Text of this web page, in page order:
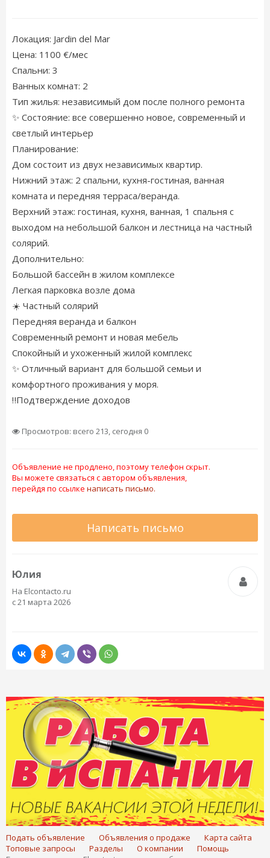
Локация: Jardin del Mar
Цена: 1100 €/мес
Спальни: 3
Ванных комнат: 2
Тип жилья: независимый дом после полного ремонта
✨ Состояние: все совершенно новое, современный и
светлый интерьер
Планирование:
Дом состоит из двух независимых квартир.
Нижний этаж: 2 спальни, кухня-гостиная, ванная
комната и передняя терраса/веранда.
Верхний этаж: гостиная, кухня, ванная, 1 спальня с
выходом на небольшой балкон и лестница на частный
солярий.
Дополнительно:
Большой бассейн в жилом комплексе
Легкая парковка возле дома
☀️ Частный солярий
Передняя веранда и балкон
Современный ремонт и новая мебель
Спокойный и ухоженный жилой комплекс
✨ Отличный вариант для большой семьи и
комфортного проживания у моря.
‼️Подтверждение доходов
Просмотров: всего 213, сегодня 0
Объявление не продлено, поэтому телефон скрыт.
Вы можете связаться с автором объявления,
перейдя по ссылке написать письмо.
Написать письмо
Юлия
На Elcontacto.ru
с 21 марта 2026
Подать объявление Объявления о продаже
Карта сайта
Топовые запросы
Разделы О компании
Помощь